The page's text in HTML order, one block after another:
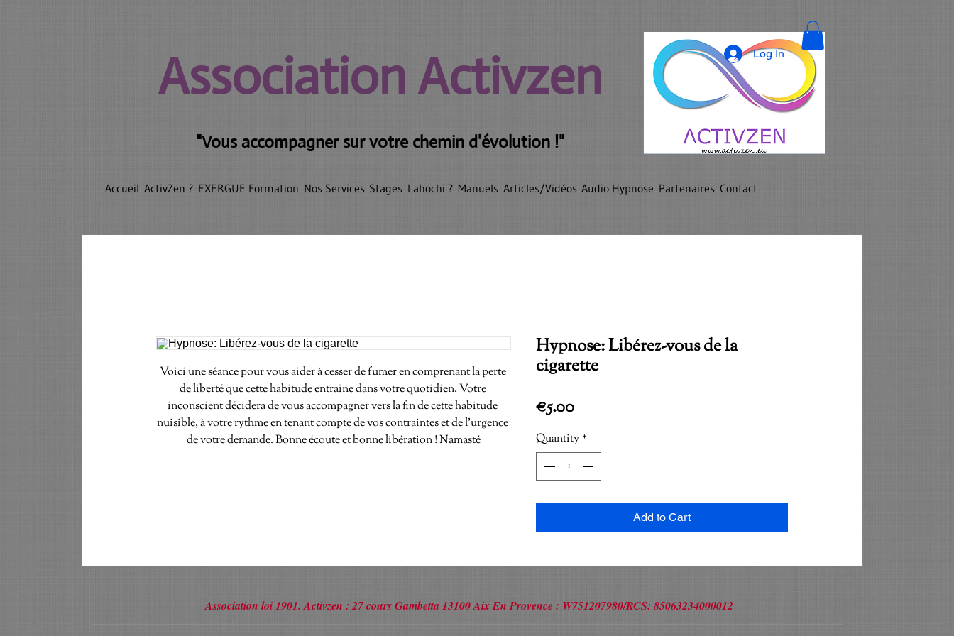
Association Activzen
"Vous accompagner sur votre chemin d'évolution !"
Log In
Accueil ActivZen ? EXERGUE Formation Nos Services Stages Lahochi ? Manuels Articles/Vidéos Audio Hypnose Partenaires Contact
Voici une séance pour vous aider à cesser de fumer en comprenant la perte
de liberté que cette habitude entraîne dans votre quotidien. Votre
inconscient décidera de vous accompagner vers la fin de cette habitude
nuisible, à votre rythme en tenant compte de vos contraintes et de l'urgence
de votre demande. Bonne écoute et bonne libération ! Namasté
Hypnose: Libérez-vous de la
cigarette
€5.00Price
Quantity *
Add to Cart
Association loi 1901. Activzen : 27 cours Gambetta 13100 Aix En Provence : W751207980/RCS: 85063234000012